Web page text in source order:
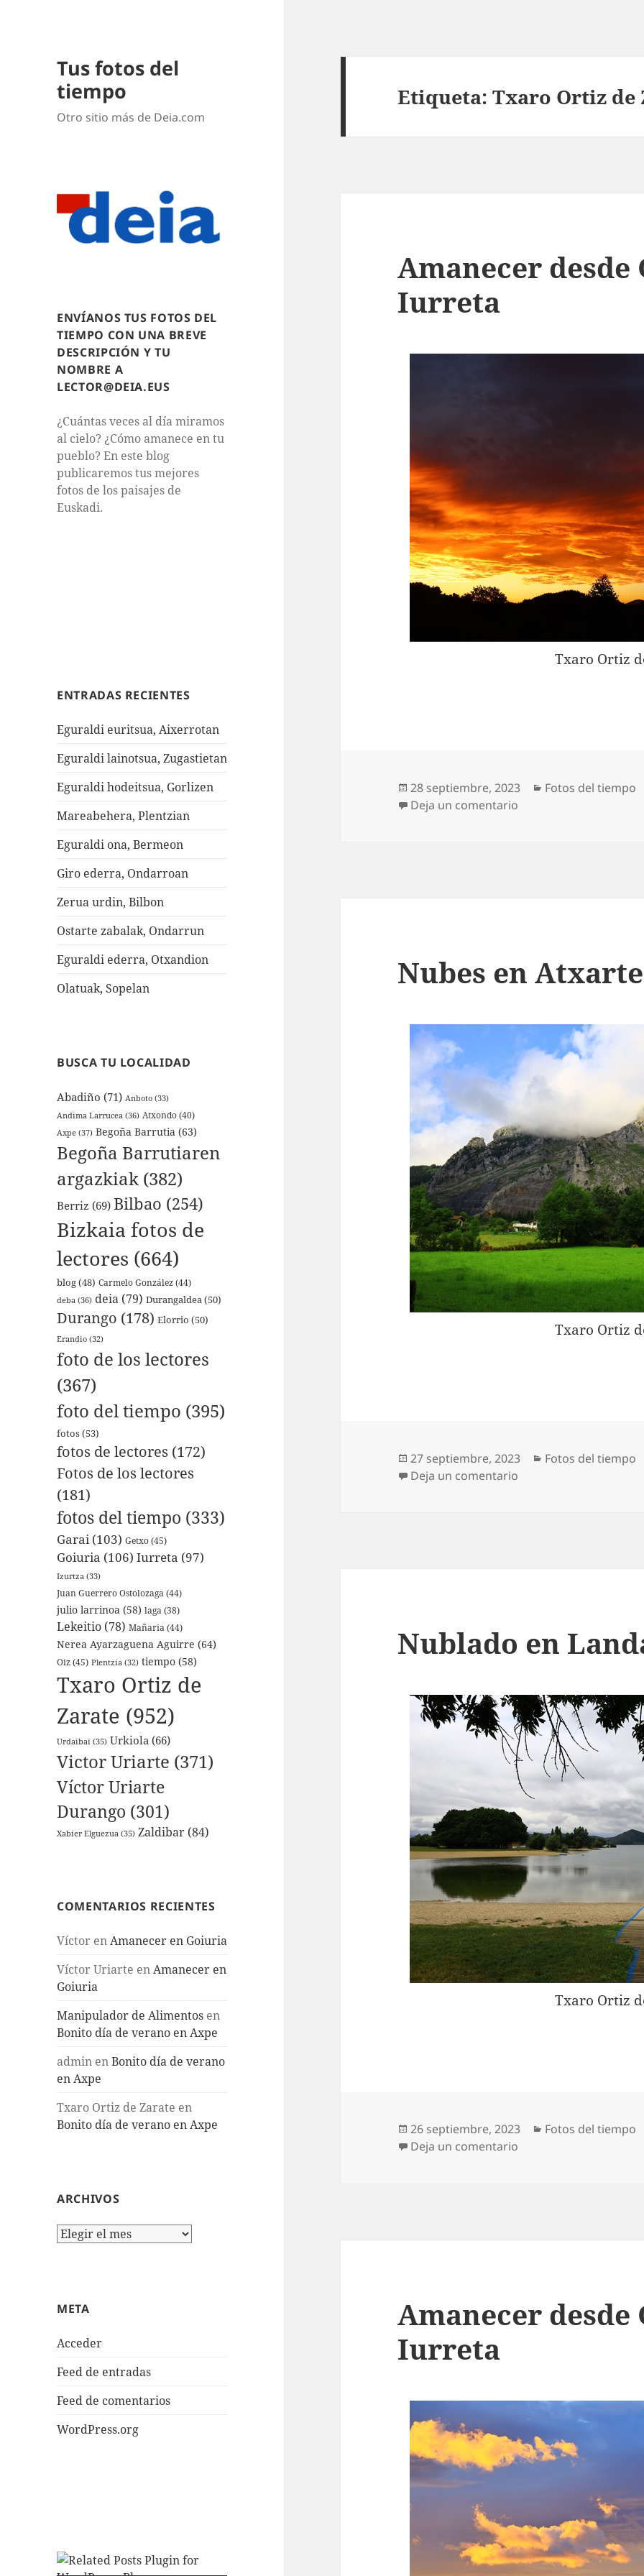
Tus fotos del
tiempo
Otro sitio más de Deia.com
ENVÍANOS TUS FOTOS DEL
TIEMPO CON UNA BREVE
DESCRIPCIÓN Y TU
NOMBRE A
LECTOR@DEIA.EUS
¿Cuántas veces al día miramos
al cielo? ¿Cómo amanece en tu
pueblo? En este blog
publicaremos tus mejores
fotos de los paisajes de
Euskadi.
ENTRADAS RECIENTES
Eguraldi euritsua, Aixerrotan
Eguraldi lainotsua, Zugastietan
Eguraldi hodeitsua, Gorlizen
Mareabehera, Plentzian
Eguraldi ona, Bermeon
Giro ederra, Ondarroan
Zerua urdin, Bilbon
Ostarte zabalak, Ondarrun
Eguraldi ederra, Otxandion
Olatuak, Sopelan
BUSCA TU LOCALIDAD
Abadiño (71) Anboto (33)
Andima Larrucea (36) Atxondo(40)
Axpe (37) Begoña Barrutia (63)
Begoña Barrutiaren
argazkiak (382)
Berriz (69) Bilbao (254)
Bizkaia fotos de
lectores (664)
blog(48) Carmelo González(44)
deba (36) deia (79) Durangaldea(50)
Durango (178) Elorrio (50)
Erandio (32)
foto de los lectores
(367)
foto del tiempo (395)
fotos(53)
fotos de lectores (172)
Fotos de los lectores
(181)
fotos del tiempo (333)
Garai(103) Getxo(45)
Goiuria (106) Iurreta (97)
Izurtza (33)
Juan Guerrero Ostolozaga(44)
julio larrinoa (58) laga (38)
Lekeitio (78) Mañaria(44)
Nerea Ayarzaguena Aguirre (64)
Oiz(45) Plentzia (32) tiempo (58)
Txaro Ortiz de
Zarate (952)
Urdaibai (35) Urkiola (66)
Victor Uriarte (371)
Víctor Uriarte
Durango (301)
Xabier Elguezua (35) Zaldibar (84)
COMENTARIOS RECIENTES
Víctor enAmanecer en Goiuria
Víctor Uriarte enAmanecer en
Goiuria
Manipulador de Alimentos en
Bonito día de verano en Axpe
admin enBonito día de verano
en Axpe
Txaro Ortiz de Zarate en
Bonito día de verano en Axpe
ARCHIVOS
Archivos
META
Acceder
Feed de entradas
Feed de comentarios
WordPress.org
Etiqueta:Txaro Ortiz de
Amanecer
Iurreta
Txaro Ortiz
Publicado
el
28 septiembre, 2023 Categorías
Fotos del tiempo
Deja un comentario
Nubes en
Txaro Ortiz
Publicado
el
27 septiembre, 2023 Categorías
Fotos del tiempo
Deja un comentario
Nublado en
Txaro Ortiz
Publicado
el
26 septiembre, 2023 Categorías
Fotos del tiempo
Deja un comentario
Amanecer
Iurreta